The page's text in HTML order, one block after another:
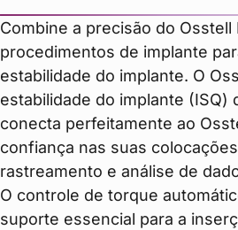
Combine a precisão do
procedimentos de implante
estabilidade do implante. O
estabilidade do implante (ISQ)
conecta perfeitamente ao
confiança nas suas
rastreamento e análise de
O controle de torque
suporte essencial para a